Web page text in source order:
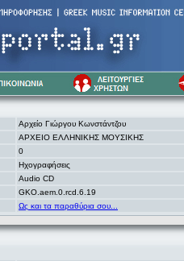
Αρχείο Γιώργου Κωνστάντζου
ΑΡΧΕΙΟ ΕΛΛΗΝΙΚΗΣ ΜΟΥΣΙΚΗΣ
0
Ηχογραφήσεις
Audio CD
GKO.aem.0.rcd.6.19
Ως και τα παραθύρια σου...